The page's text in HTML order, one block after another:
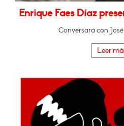
Enrique Faes Díaz
Conversará con
Leer